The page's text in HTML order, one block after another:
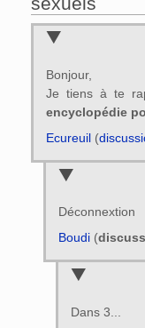
Bonjour,
Je tiens à te
encyclopédie
Ecureuil(
Déconnextion
Boudi(
Dans 3...